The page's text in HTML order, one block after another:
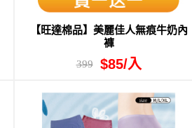
【旺達棉品】美麗佳人無痕牛奶內
褲
399
$85/入